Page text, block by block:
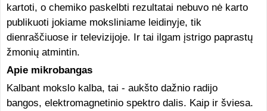
kartoti, o chemiko paskelbti rezultatai nebuvo nė karto
publikuoti jokiame moksliniame leidinyje, tik
dienraščiuose ir televizijoje. Ir tai ilgam įstrigo paprastų
žmonių atmintin.
Apie mikrobangas
Kalbant mokslo kalba, tai - aukšto dažnio radijo
bangos, elektromagnetinio spektro dalis. Kaip ir šviesa.